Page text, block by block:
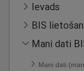
Ievads
BIS
Mani dati
Mani dati